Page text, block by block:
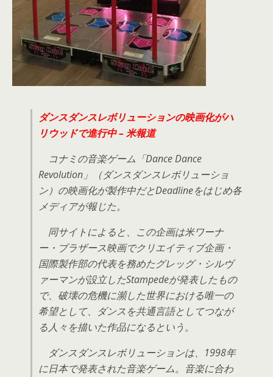
ダンスダンスレボリューションの映画化がハ
リウッドで進行中 – 米報道
コナミの音楽ゲーム「Dance Dance
Revolution」（ダンスダンスレボリューショ
ン）の映画化が製作中だとDeadlineをはじめ各
メディアが報じた。
同サイトによると、この企画は米ワーナ
ー・ブラザース映画でクリエイティブ企画・
国際製作部の代表を務めたグレッグ・シルヴ
ァーマンが設立したStampedeが発表したもの
で、破壊の危機に瀕した世界における唯一の
希望として、ダンスを共通言語としてつなが
る人々を描いた作品になるという。
ダンスダンスレボリューションは、1998年
に日本で発表された音楽ゲーム。音楽に合わ